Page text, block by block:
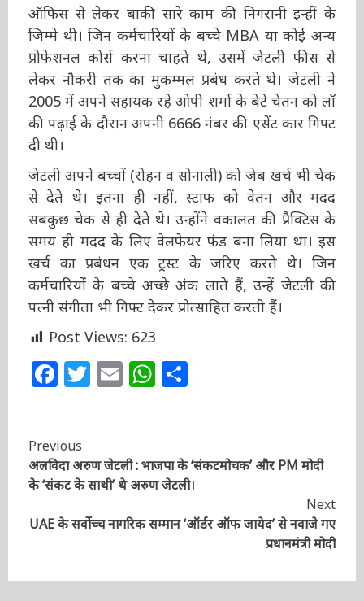
वे कोर्ट में जेटली के प्रैक्टिस के समय से उनके साथ थे।
घर के ऑफिस से लेकर बाकी सारे काम की निगरानी
इन्हीं के जिम्मे थी। जिन कर्मचारियों के बच्चे MBA या
कोई अन्य प्रोफेशनल कोर्स करना चाहते थे, उसमें जेटली
फीस से लेकर नौकरी तक का मुकम्मल प्रबंध करते थे।
जेटली ने 2005 में अपने सहायक रहे ओपी शर्मा के बेटे
चेतन को लॉ की पढ़ाई के दौरान अपनी 6666 नंबर की
एसेंट कार गिफ्ट दी थी।
जेटली अपने बच्चों (रोहन व सोनाली) को जेब खर्च भी
चेक से देते थे। इतना ही नहीं, स्टाफ को वेतन और मदद
सबकुछ चेक से ही देते थे। उन्होंने वकालत की प्रैक्टिस
के समय ही मदद के लिए वेलफेयर फंड बना लिया था।
इस खर्च का प्रबंधन एक ट्रस्ट के जरिए करते थे। जिन
कर्मचारियों के बच्चे अच्छे अंक लाते हैं, उन्हें जेटली की
पत्नी संगीता भी गिफ्ट देकर प्रोत्साहित करती हैं।
Post Views: 623
Facebook
Twitter
EmailWhatsApp
Continue
Reading
Previous
अलविदा अरुण जेटली : भाजपा के ‘संकटमोचक’ और PM मोदी
Next
UAE के सर्वोच्च नागरिक सम्मान ‘ऑर्डर ऑफ जायेद’ से नवाजे